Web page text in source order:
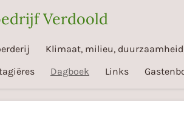
Verdoold
Klimaat, milieu,
Dagboek Links